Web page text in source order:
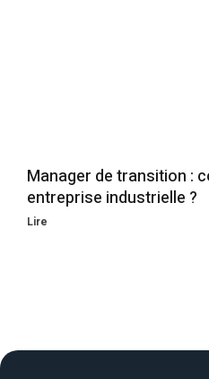
Manager de transition :
entreprise industrielle ?
Lire